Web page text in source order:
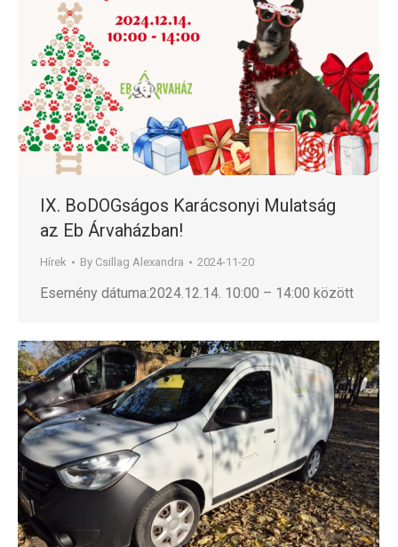
IX. BoDOGságos Karácsonyi Mulatság
az Eb Árvaházban!
Hírek By Csillag Alexandra 2024-11-20
Esemény dátuma:2024.12.14. 10:00 – 14:00 között